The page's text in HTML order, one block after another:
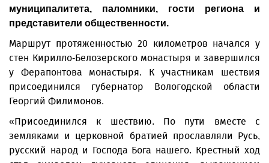
муниципалитета, паломники, гости региона и
представители общественности.
Маршрут протяженностью 20 километров начался у
стен Кирилло-Белозерского монастыря и завершился
у Ферапонтова монастыря. К участникам шествия
присоединился губернатор Вологодской области
Георгий Филимонов.
«Присоединился к шествию. По пути вместе с
земляками и церковной братией прославляли Русь,
русский народ и Господа Бога нашего. Крестный ход